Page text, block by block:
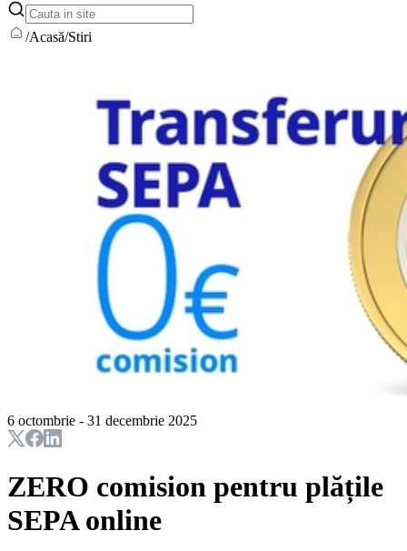
/Acasă/Stiri
6 octombrie - 31 decembrie 2025
ZERO comision pentru plățile
SEPA online